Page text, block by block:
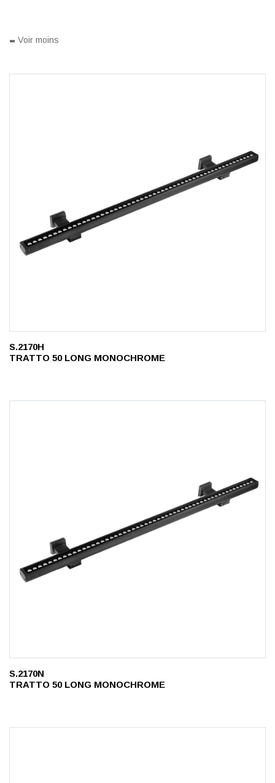
- Voir moins
S.2170H
TRATTO 50 LONG MONOCHROME
S.2170N
TRATTO 50 LONG MONOCHROME